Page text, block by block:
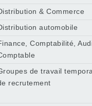
& Commerce
automobile
Comptabilité,
de travail
recrutement